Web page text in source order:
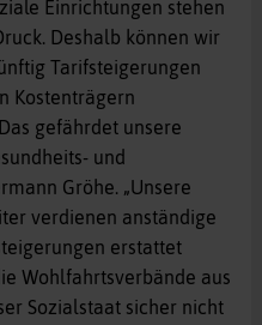
Einrichtungen stehen
Deshalb können wir
Tarifsteigerungen
Kostenträgern
gefährdet unsere
und
Gröhe. „Unsere
verdienen anständige
erstattet
Wohlfahrtsverbände aus
Sozialstaat sicher nicht